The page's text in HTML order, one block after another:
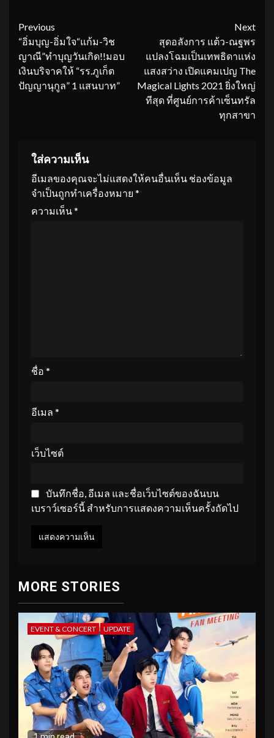
Continue
Reading
Previous
“อิ่มบุญ-อิ่มใจ“แก้ม-วิช
ญาณี”ทำบุญวันเกิด!!มอบ
เงินบริจาคให้ “รร.ภูเก็ต
ปัญญานุกูล” 1 แสนบาท”
Next
สุดอลังการ แต้ว-ณฐพร
แปลงโฉมเป็นเทพธิดาแห่ง
แสงสว่าง เปิดแคมเปญ The
Magical Lights 2021 ยิ่งใหญ่
ทีสุด ที่ศูนย์การค้าเซ็นทรัล
ทุกสาขา
ใส่ความเห็น
อีเมลของคุณจะไม่แสดงให้คนอื่นเห็น ช่องข้อมูล
จำเป็นถูกทำเครื่องหมาย *
ความเห็น*
ชื่อ *
อีเมล *
เว็บไซต์
บันทึกชื่อ, อีเมล และชื่อเว็บไซต์ของฉันบน
เบราว์เซอร์นี้ สำหรับการแสดงความเห็นครั้งถัดไป
MORE STORIES
EVENT & CONCERT UPDATE